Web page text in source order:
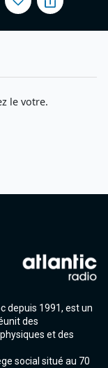
le votre.
depuis 1991, est un
des
et des
social situé au 70